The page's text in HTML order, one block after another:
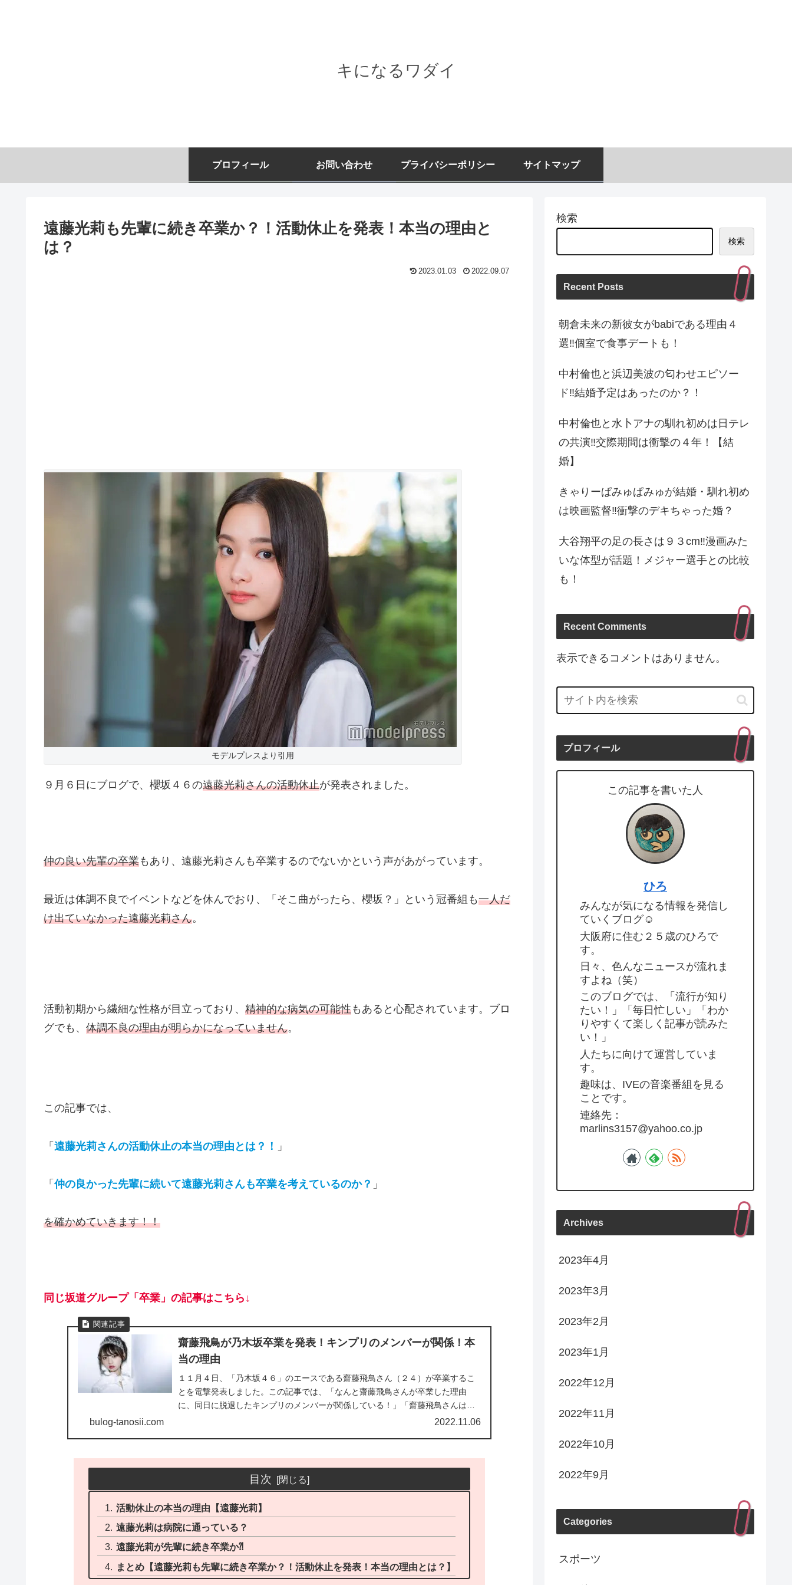
キになるワダイ
プロフィール お問い合わせ プライバシーポリシー サイトマップ
遠藤光莉も先輩に続き卒業か？！活動休止を発表！本当の理由と
は？
2023.01.03 2022.09.07
モデルプレスより引用
９月６日にブログで、櫻坂４６の遠藤光莉さんの活動休止が発表されました。
仲の良い先輩の卒業もあり、遠藤光莉さんも卒業するのでないかという声があがっています。
最近は体調不良でイベントなどを休んでおり、「そこ曲がったら、櫻坂？」という冠番組も一人だ
け出ていなかった遠藤光莉さん。
活動初期から繊細な性格が目立っており、 精神的な病気の可能性もあると心配されています。ブロ
グでも、 体調不良の理由が明らかになっていません。
この記事では、
「 遠藤光莉さんの活動休止の本当の理由とは？！ 」
「 仲の良かった先輩に続いて遠藤光莉さんも卒業を考えているのか？ 」
を確かめていきます！！
同じ坂道グループ「卒業」の記事はこちら↓
齋藤飛鳥が乃木坂卒業を発表！キンプリのメンバーが関係！本
当の理由
１１月４日、「乃木坂４６」のエースである齋藤飛鳥さん（２４）が卒業するこ
とを電撃発表しました。この記事では、「なんと齋藤飛鳥さんが卒業した理由
に、同日に脱退したキンプリのメンバーが関係している！」「齋藤飛鳥さんはこ
bulog-tanosii.com 2022.11.06
目次
活動休止の本当の理由【遠藤光莉】
遠藤光莉は病院に通っている？
遠藤光莉が先輩に続き卒業か⁈
まとめ【遠藤光莉も先輩に続き卒業か？！活動休止を発表！本当の理由とは？】
検索
検索
Recent Posts
朝倉未来の新彼女がbabiである理由４
選‼︎個室で食事デートも！
中村倫也と浜辺美波の匂わせエピソー
ド‼︎結婚予定はあったのか？！
中村倫也と水卜アナの馴れ初めは日テレ
の共演‼︎交際期間は衝撃の４年！【結
婚】
きゃりーぱみゅぱみゅが結婚・馴れ初め
は映画監督‼︎衝撃のデキちゃった婚？
大谷翔平の足の長さは９３cm‼︎漫画みた
いな体型が話題！メジャー選手との比較
も！
Recent Comments
表示できるコメントはありません。
プロフィール
この記事を書いた人
ひろ
みんなが気になる情報を発信し
ていくブログ☺
大阪府に住む２５歳のひろで
す。
日々、色んなニュースが流れま
すよね（笑）
このブログでは、「流行が知り
たい！」「毎日忙しい」「わか
りやすくて楽しく記事が読みた
い！」
人たちに向けて運営していま
す。
趣味は、IVEの音楽番組を見る
ことです。
連絡先：
marlins3157@yahoo.co.jp
Archives
2023年4月
2023年3月
2023年2月
2023年1月
2022年12月
2022年11月
2022年10月
2022年9月
Categories
スポーツ